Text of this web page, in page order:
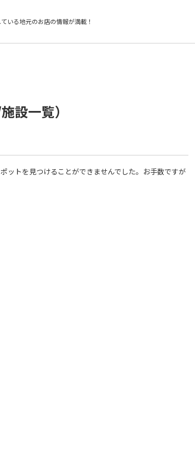
いる地元のお店の情報が満載！
設一覧）
ットを見つけることができませんでした。お手数ですが